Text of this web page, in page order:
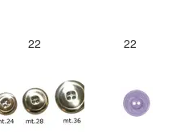
22 22